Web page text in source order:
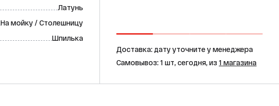
Латунь
На мойку / Столешницу
Шпилька
Доставка: дату уточните у менеджера
Самовывоз: 1 шт, сегодня, из 1 магазина